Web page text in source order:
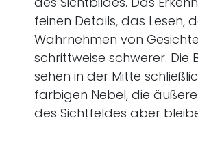
feinen Details, das Lesen,
Wahrnehmen von
schrittweise schwerer. Die
sehen in der Mitte
farbigen Nebel, die
des Sichtfeldes aber